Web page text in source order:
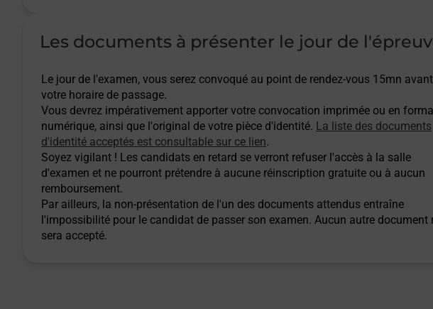
Les documents à présenter le jour de
Le jour de l'examen, vous serez convoqué au point de rendez-vous 15mn avant
votre horaire de passage.
Vous devrez impérativement apporter votre convocation imprimée ou en
numérique, ainsi que l'original de votre pièce d'identité. La liste des documents
d'identité acceptés est consultable sur ce lien.
Soyez vigilant ! Les candidats en retard se verront refuser l'accès à la salle
d'examen et ne pourront prétendre à aucune réinscription gratuite ou à aucun
remboursement.
Par ailleurs, la non-présentation de l'un des documents attendus entraîne
l'impossibilité pour le candidat de passer son examen. Aucun autre document
sera accepté.